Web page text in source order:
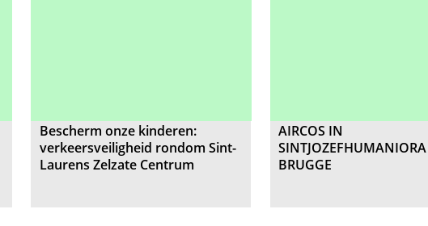
Bescherm onze kinderen:
verkeersveiligheid rondom Sint-
Laurens Zelzate Centrum
AIRCOS IN
SINTJOZEFHUMANIORA
BRUGGE